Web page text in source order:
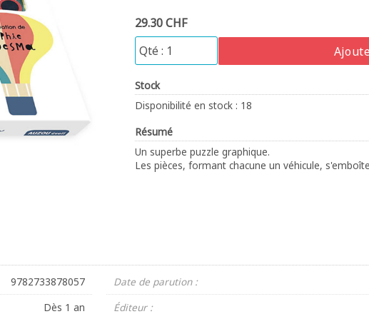
29.30 CHF
Stock
Disponibilité en stock : 18
Résumé
Un superbe puzzle graphique.
Les pièces, formant chacune un véhicule,
9782733878057
Dès 1 an
Date de parution :
Éditeur :